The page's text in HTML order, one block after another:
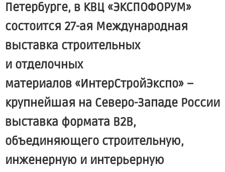
Петербурге, в КВЦ «ЭКСПОФОРУМ»
состоится 27-ая Международная
выставка строительных
и отделочных
материалов «ИнтерСтройЭкспо» –
крупнейшая на Северо-Западе России
выставка формата В2В,
объединяющего строительную,
инженерную и интерьерную